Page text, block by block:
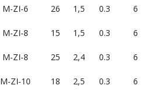
M-ZI-6 26 1,5 0.3 6
M-ZI-8 15 1,5 0.3 6
M-ZI-8 25 2,4 0.3 6
M-ZI-10 18 2,5 0.3 6